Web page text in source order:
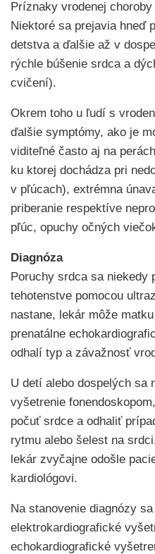
Príznaky vrodenej
Niektoré sa prejavia hneď
detstva a ďalšie až v
rýchle búšenie srdca a
cvičení).
Okrem toho u ľudí s
ďalšie symptómy, ako je
viditeľné často aj na
ku ktorej dochádza pri
v pľúcach), extrémna
priberanie respektíve
pľúc, opuchy očných
Diagnóza
Poruchy srdca sa niekedy
tehotenstve pomocou
nastane, lekár môže
prenatálne
odhalí typ a závažnosť
U detí alebo dospelých sa
vyšetrenie
počuť srdce a odhaliť
rytmu alebo šelest na
lekár zvyčajne odošle
kardiológovi.
Na stanovenie diagnózy
elektrokardiografické
echokardiografické